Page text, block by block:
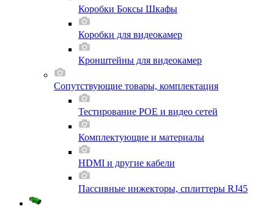
Коробки Боксы Шкафы
Коробки для видеокамер
Кронштейны для видеокамер
Сопутствующие товары, комплектация
Тестирование POE и видео сетей
Комплектующие и материалы
HDMI и другие кабели
Пассивные инжекторы, сплиттеры RJ45